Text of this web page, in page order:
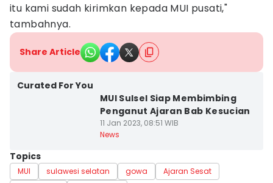
itu kami sudah kirimkan kepada MUI pusati,"
tambahnya.
Share Article
Curated For You
MUI Sulsel Siap Membimbing
Penganut Ajaran Bab Kesucian
11 Jan 2023, 08:51 WIB
News
Topics
MUI sulawesi selatan gowa
Ajaran Sesat